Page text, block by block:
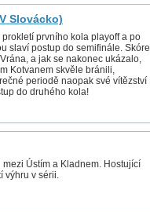
Slovácko)
prvního kola playoff a po
slaví postup do semifinále. Skóre
a jak se nakonec ukázalo,
Kotvanem skvěle bránili,
periodě naopak své vítězství
do druhého kola!
Ústím a Kladnem. Hostující
výhru v sérii.